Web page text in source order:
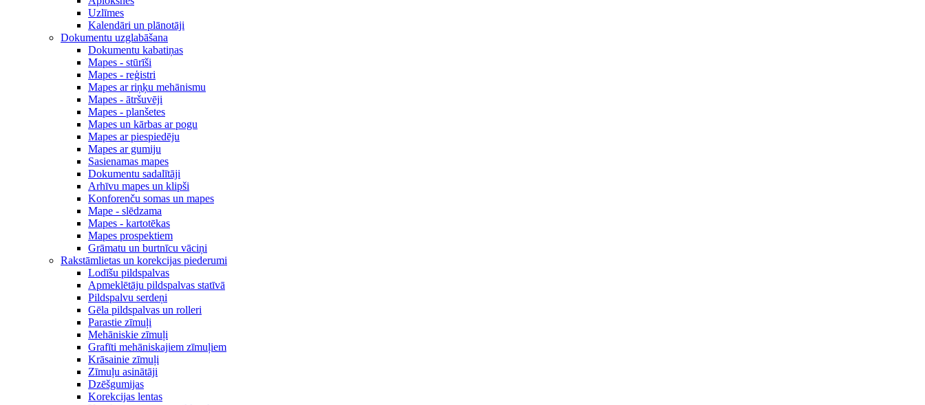
Uzlīmes
Kalendāri un plānotāji
Dokumentu uzglabāšana
Dokumentu kabatiņas
Mapes - stūrīši
Mapes - reģistri
Mapes ar riņķu mehānismu
Mapes - ātršuvēji
Mapes - planšetes
Mapes un kārbas ar pogu
Mapes ar piespiedēju
Mapes ar gumiju
Sasienamas mapes
Dokumentu sadalītāji
Arhīvu mapes un klipši
Konforenču somas un mapes
Mape - slēdzama
Mapes - kartotēkas
Mapes prospektiem
Grāmatu un burtnīcu vāciņi
Rakstāmlietas un korekcijas piederumi
Lodīšu pildspalvas
Apmeklētāju pildspalvas statīvā
Pildspalvu serdeņi
Gēla pildspalvas un rolleri
Parastie zīmuļi
Mehāniskie zīmuļi
Grafīti mehāniskajiem zīmuļiem
Krāsainie zīmuļi
Zīmuļu asinātāji
Dzēšgumijas
Korekcijas lentas